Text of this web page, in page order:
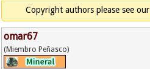
Copyright authors please see our
omar67
(Miembro Peñasco)